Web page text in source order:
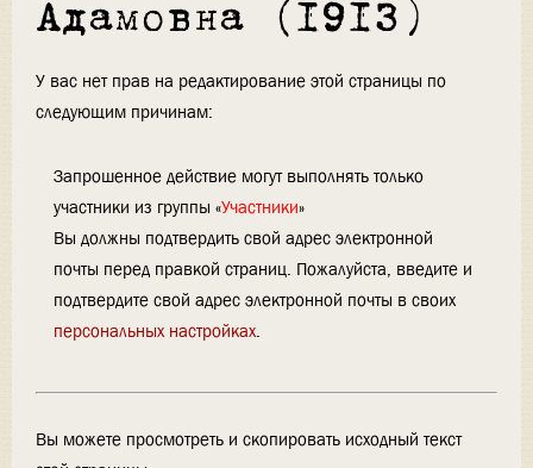
Адамовна (1913)
У вас нет прав на редактирование этой страницы по
следующим причинам:
Запрошенное действие могут выполнять только
участники из группы «Участники»
Вы должны подтвердить свой адрес электронной
почты перед правкой страниц. Пожалуйста, введите и
подтвердите свой адрес электронной почты в своих
персональных настройках.
Вы можете просмотреть и скопировать исходный текст